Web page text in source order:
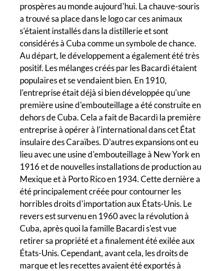
prospères au monde aujourd'hui. La chauve-souris
a trouvé sa place dans le logo car ces animaux
s'étaient installés dans la distillerie et sont
considérés à Cuba comme un symbole de chance.
Au départ, le développement a également été très
positif. Les mélanges créés par les Bacardì étaient
populaires et se vendaient bien. En 1910,
l'entreprise était déjà si bien développée qu'une
première usine d'embouteillage a été construite en
dehors de Cuba. Cela a fait de Bacardì la première
entreprise à opérer à l'international dans cet État
insulaire des Caraïbes. D'autres expansions ont eu
lieu avec une usine d'embouteillage à New York en
1916 et de nouvelles installations de production au
Mexique et à Porto Rico en 1934. Cette dernière a
été principalement créée pour contourner les
horribles droits d'importation aux États-Unis. Le
revers est survenu en 1960 avec la révolution à
Cuba, après quoi la famille Bacardi s'est vue
retirer sa propriété et a finalement été exilée aux
États-Unis. Cependant, avant cela, les droits de
marque et les recettes avaient été exportés à